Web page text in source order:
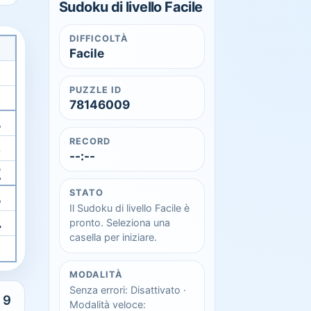
la stessa griglia online quando vuoi.
9
Sudoku di livello Facile
DIFFICOLTÀ
Facile
PUZZLE ID
78146009
RECORD
--:--
STATO
Il Sudoku di livello Facile è
pronto. Seleziona una
casella per iniziare.
MODALITÀ
Senza errori: Disattivato ·
Modalità veloce: